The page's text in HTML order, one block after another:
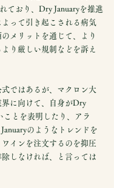
ており、Dry Januaryを推進
って引き起こされる病気
メリットを通じて、より
り厳しい規制などを訴え
ではあるが、マクロン大
に向けて、自身がDry
ことを表明したり、アラ
のようなトレンドを
インを注文するのを抑圧
しなければ、と言っては